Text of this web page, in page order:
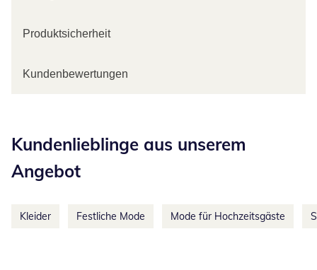
Produktsicherheit
Kundenbewertungen
Kundenlieblinge aus unserem
Angebot
Kleider Festliche Mode Mode für Hochzeitsgäste